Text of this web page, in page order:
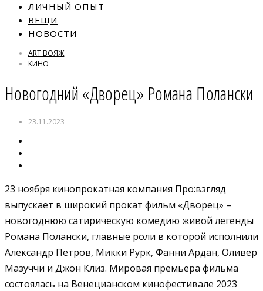
ЛИЧНЫЙ ОПЫТ
ВЕЩИ
НОВОСТИ
ART ВОЯЖ
КИНО
Новогодний «Дворец» Романа Полански
23.11.2023
23 ноября кинопрокатная компания Про:взгляд
выпускает в широкий прокат фильм «Дворец» –
новогоднюю сатирическую комедию живой легенды
Романа Полански, главные роли в которой исполнили
Александр Петров, Микки Рурк, Фанни Ардан, Оливер
Мазуччи и Джон Клиз. Мировая премьера фильма
состоялась на Венецианском кинофестивале 2023